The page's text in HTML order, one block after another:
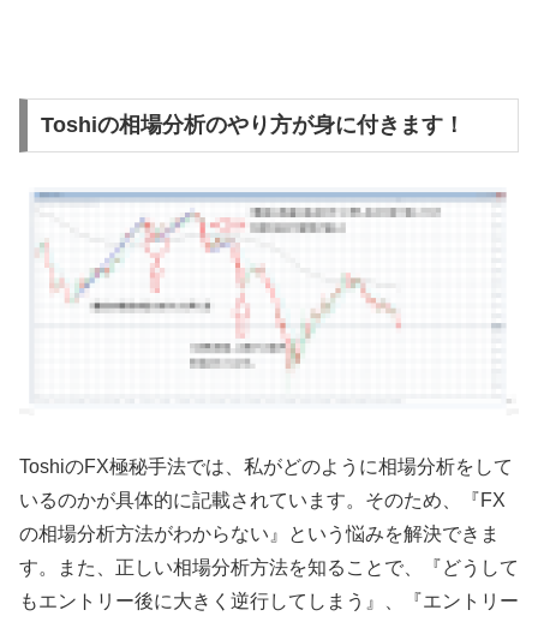
Toshiの相場分析のやり方が身に付きます！
ToshiのFX極秘手法では、 私がどのように相場分析をして
いるのかが具体的に記載されています。そのため、『FX
の相場分析方法がわからない』という悩みを解決できま
す。また、正しい相場分析方法を知ることで、『どうして
もエントリー後に大きく逆行してしまう』、『エントリー